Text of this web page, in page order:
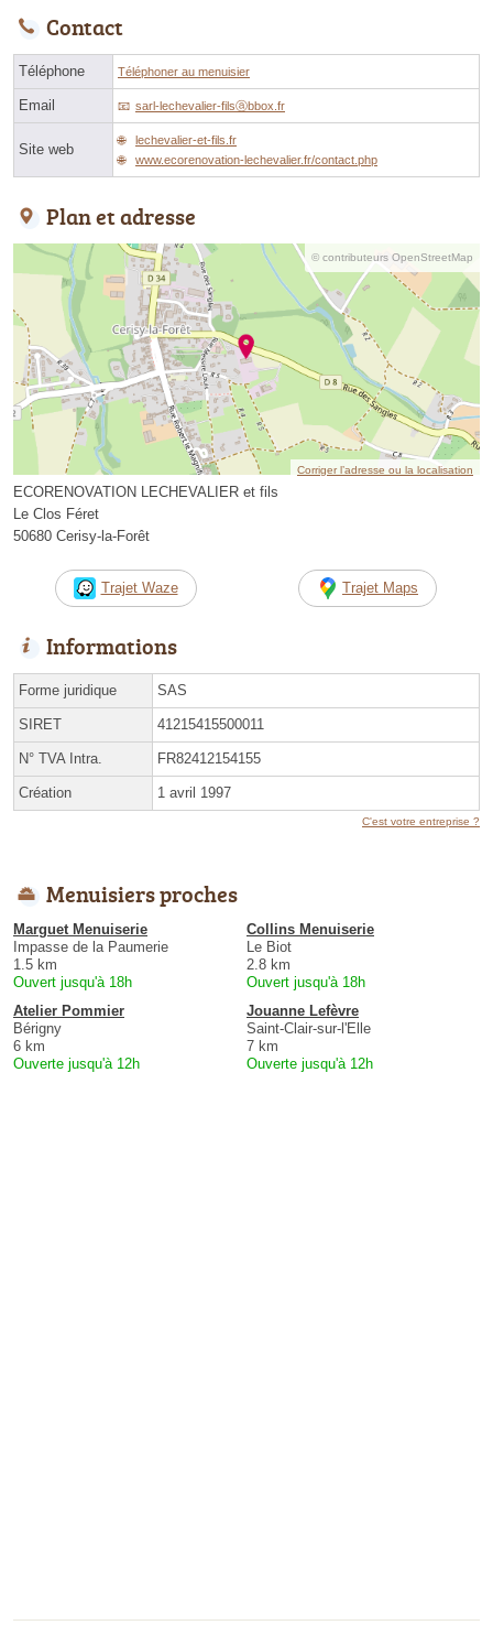
Contact
Téléphone Téléphoner au menuisier
Email sarl-lechevalier-filsⓐbbox.fr
Site web
lechevalier-et-fils.fr
www.ecorenovation-lechevalier.fr/contact.php
Plan et adresse
© contributeurs OpenStreetMap
Corriger l’adresse ou la localisation
ECORENOVATION LECHEVALIER et fils
Le Clos Féret
50680 Cerisy-la-Forêt
Trajet Waze Trajet Maps
Informations
Forme juridique SAS
SIRET 41215415500011
N° TVA Intra. FR82412154155
Création 1 avril 1997
C'est votre entreprise ?
Menuisiers proches
Marguet Menuiserie
Impasse de la Paumerie
1.5 km
Ouvert jusqu'à 18h
Collins Menuiserie
Le Biot
2.8 km
Ouvert jusqu'à 18h
Atelier Pommier
Bérigny
6 km
Ouverte jusqu'à 12h
Jouanne Lefèvre
Saint-Clair-sur-l'Elle
7 km
Ouverte jusqu'à 12h